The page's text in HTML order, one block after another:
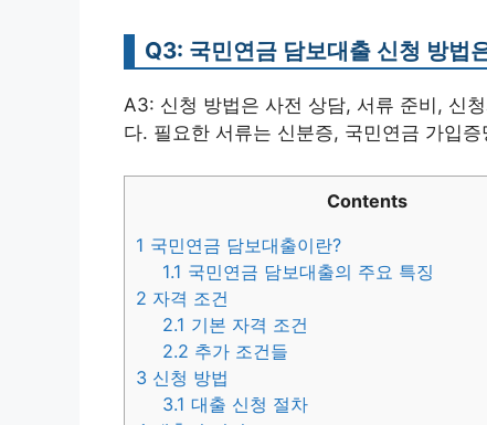
Q3: 국민연금 담보대출 신청 방법
A3: 신청 방법은 사전 상담, 서류 준비, 신
다. 필요한 서류는 신분증, 국민연금 가입
Contents
1 국민연금 담보대출이란?
1.1 국민연금 담보대출의 주요 특징
2 자격 조건
2.1 기본 자격 조건
2.2 추가 조건들
3 신청 방법
3.1 대출 신청 절차